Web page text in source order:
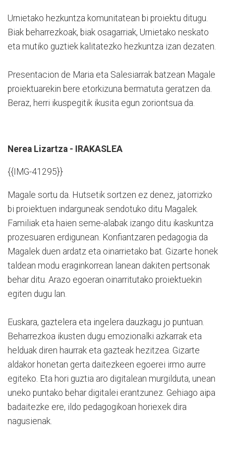
Urnietako hezkuntza komunitatean bi proiektu ditugu.
Biak beharrezkoak, biak osagarriak, Urnietako neskato
eta mutiko guztiek kalitatezko hezkuntza izan dezaten.
Presentacion de Maria eta Salesiarrak batzean Magale
proiektuarekin bere etorkizuna bermatuta geratzen da.
Beraz, herri ikuspegitik ikusita egun zoriontsua da.
Nerea Lizartza - IRAKASLEA
{{IMG-41295}}
Magale sortu da. Hutsetik sortzen ez denez, jatorrizko
bi proiektuen indarguneak sendotuko ditu Magalek.
Familiak eta haien seme-alabak izango ditu ikaskuntza
prozesuaren erdigunean. Konfiantzaren pedagogia da
Magalek duen ardatz eta oinarrietako bat. Gizarte honek
taldean modu eraginkorrean lanean dakiten pertsonak
behar ditu. Arazo egoeran oinarritutako proiektuekin
egiten dugu lan.
Euskara, gaztelera eta ingelera dauzkagu jo puntuan.
Beharrezkoa ikusten dugu emozionalki azkarrak eta
helduak diren haurrak eta gazteak hezitzea. Gizarte
aldakor honetan gerta daitezkeen egoerei irmo aurre
egiteko. Eta hori guztia aro digitalean murgilduta, unean
uneko puntako behar digitalei erantzunez. Gehiago aipa
badaitezke ere, ildo pedagogikoan horiexek dira
nagusienak.